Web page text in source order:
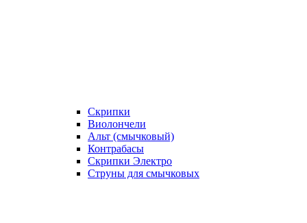
Скрипки
Виолончели
Альт (смычковый)
Контрабасы
Скрипки Электро
Струны для смычковых